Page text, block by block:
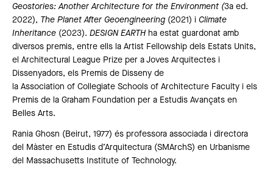
Geostories: Another Architecture for the Environment (3a ed.
2022), The Planet After Geoengineering (2021) i Climate
Inheritance (2023). DESIGN EARTH ha estat guardonat amb
diversos premis, entre ells la Artist Fellowship dels Estats Units,
el Architectural League Prize per a Joves Arquitectes i
Dissenyadors, els Premis de Disseny de
la Association of Collegiate Schools of Architecture Faculty i els
Premis de la Graham Foundation per a Estudis Avançats en
Belles Arts.
Rania Ghosn (Beirut, 1977) és professora associada i directora
del Màster en Estudis d’Arquitectura (SMArchS) en Urbanisme
del Massachusetts Institute of Technology.